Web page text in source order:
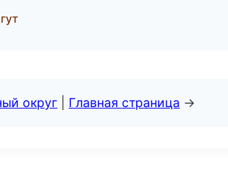
округ Главная страница →